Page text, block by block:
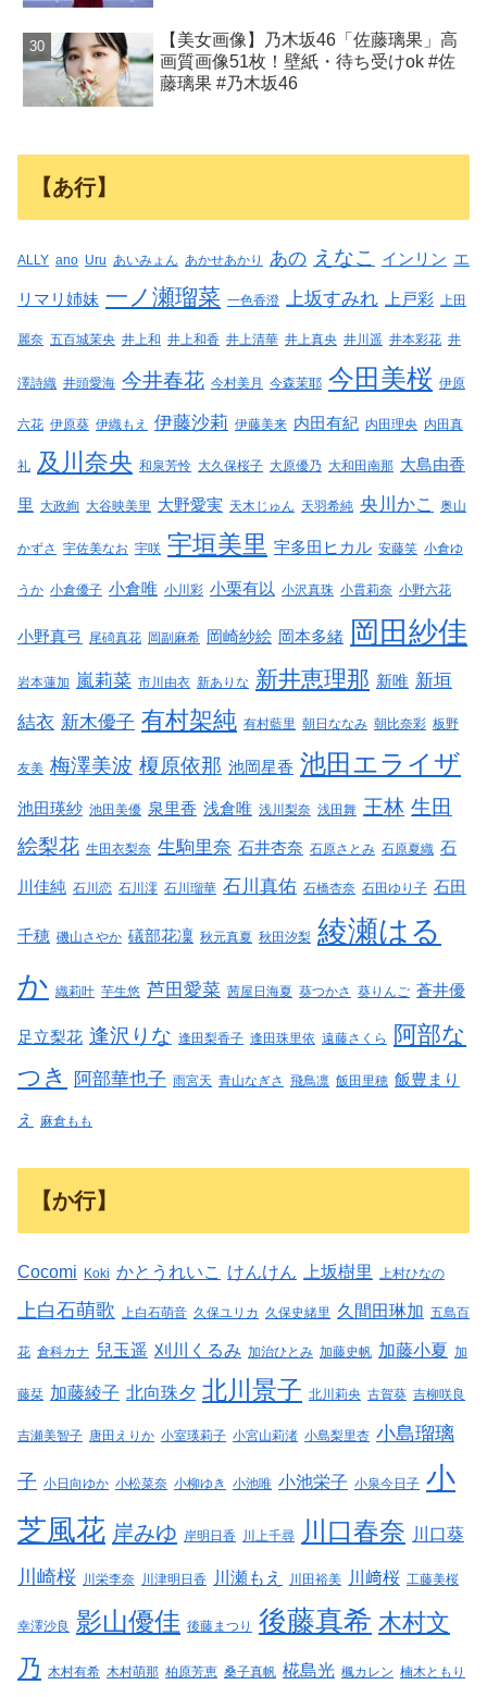
【美女画像】乃木坂46「佐藤璃果」高
画質画像51枚！壁紙・待ち受けok #佐
藤璃果 #乃木坂46
【あ行】
ALLY ano Uru あいみょん あかせあかり あの えなこ インリン エ
リマリ姉妹 一ノ瀬瑠菜 一色香澄 上坂すみれ 上戸彩 上田
麗奈 五百城茉央 井上和 井上和香 井上清華 井上真央 井川遥 井本彩花 井
澤詩織 井頭愛海 今井春花 今村美月 今森茉耶 今田美桜 伊原
六花 伊原葵 伊織もえ 伊藤沙莉 伊藤美来 内田有紀 内田理央 内田真
礼 及川奈央 和泉芳怜 大久保桜子 大原優乃 大和田南那 大島由香
里 大政絢 大谷映美里 大野愛実 天木じゅん 天羽希純 央川かこ 奥山
かずさ 宇佐美なお 宇咲 宇垣美里 宇多田ヒカル 安藤笑 小倉ゆ
うか 小倉優子 小倉唯 小川彩 小栗有以 小沢真珠 小貫莉奈 小野六花
小野真弓 尾碕真花 岡副麻希 岡崎紗絵 岡本多緒 岡田紗佳
岩本蓮加 嵐莉菜 市川由衣 新ありな 新井恵理那 新唯 新垣
結衣 新木優子 有村架純 有村藍里 朝日ななみ 朝比奈彩 板野
友美 梅澤美波 榎原依那 池岡星香 池田エライザ
池田瑛紗 池田美優 泉里香 浅倉唯 浅川梨奈 浅田舞 王林 生田
絵梨花 生田衣梨奈 生駒里奈 石井杏奈 石原さとみ 石原夏織 石
川佳純 石川恋 石川澪 石川瑠華 石川真佑 石橋杏奈 石田ゆり子 石田
千穂 磯山さやか 礒部花凜 秋元真夏 秋田汐梨 綾瀬はる
か 織莉叶 芋生悠 芦田愛菜 茜屋日海夏 葵つかさ 葵りんご 蒼井優
足立梨花 逢沢りな 逢田梨香子 逢田珠里依 遠藤さくら
阿部な
つき 阿部華也子 雨宮天 青山なぎさ 飛鳥凛 飯田里穂 飯豊まり
え 麻倉もも
【か行】
Cocomi Koki かとうれいこ けんけん 上坂樹里 上村ひなの
上白石萌歌 上白石萌音 久保ユリカ 久保史緒里 久間田琳加 五島百
花 倉科カナ 兒玉遥 刈川くるみ 加治ひとみ 加藤史帆 加藤小夏 加
藤栞 加藤綾子 北向珠夕 北川景子 北川莉央 古賀葵 吉柳咲良
吉瀬美智子 唐田えりか 小室瑛莉子 小宮山莉渚 小島梨里杏 小島瑠璃
子 小日向ゆか 小松菜奈 小柳ゆき 小池唯 小池栄子 小泉今日子 小
芝風花 岸みゆ 岸明日香 川上千尋 川口春奈 川口葵
川崎桜 川栄李奈 川津明日香 川瀬もえ 川田裕美 川﨑桜 工藤美桜
幸澤沙良 影山優佳 後藤まつり 後藤真希 木村文
乃
木村有希 木村萌那 柏原芳恵 桑子真帆 椛島光 楓カレン 楠木ともり